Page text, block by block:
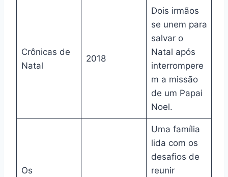
Crônicas de
Natal
2018
Dois irmãos
se unem para
salvar o
Natal após
interrompere
m a missão
de um Papai
Noel.
Os
Uma família
lida com os
desafios de
reunir